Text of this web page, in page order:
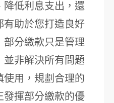
降低利息支出，還
有助於您打造良好
部分繳款只是管理
並非解決所有問題
使用，規劃合理的
發揮部分繳款的優